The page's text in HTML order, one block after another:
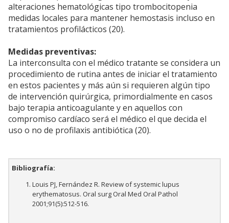
alteraciones hematológicas tipo trombocitopenia
medidas locales para mantener hemostasis incluso en
tratamientos profilácticos (20).
Medidas preventivas:
La interconsulta con el médico tratante se considera un
procedimiento de rutina antes de iniciar el tratamiento
en estos pacientes y más aún si requieren algún tipo
de intervención quirúrgica, primordialmente en casos
bajo terapia anticoagulante y en aquellos con
compromiso cardíaco será el médico el que decida el
uso o no de profilaxis antibiótica (20).
Bibliografía:
Louis PJ, Fernández R. Review of systemic lupus
erythematosus. Oral surg Oral Med Oral Pathol
2001;91(5):512-516.